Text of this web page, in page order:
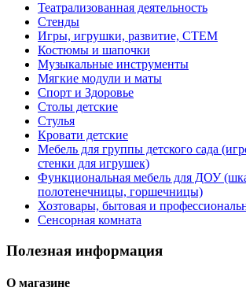
Театрализованная деятельность
Стенды
Игры, игрушки, развитие, СТЕМ
Костюмы и шапочки
Музыкальные инструменты
Мягкие модули и маты
Спорт и Здоровье
Столы детские
Стулья
Кровати детские
Мебель для группы детского сада
стенки для игрушек)
Функциональная мебель для ДОУ
полотенечницы, горшечницы)
Хозтовары, бытовая и
Сенсорная комната
Полезная информация
О магазине